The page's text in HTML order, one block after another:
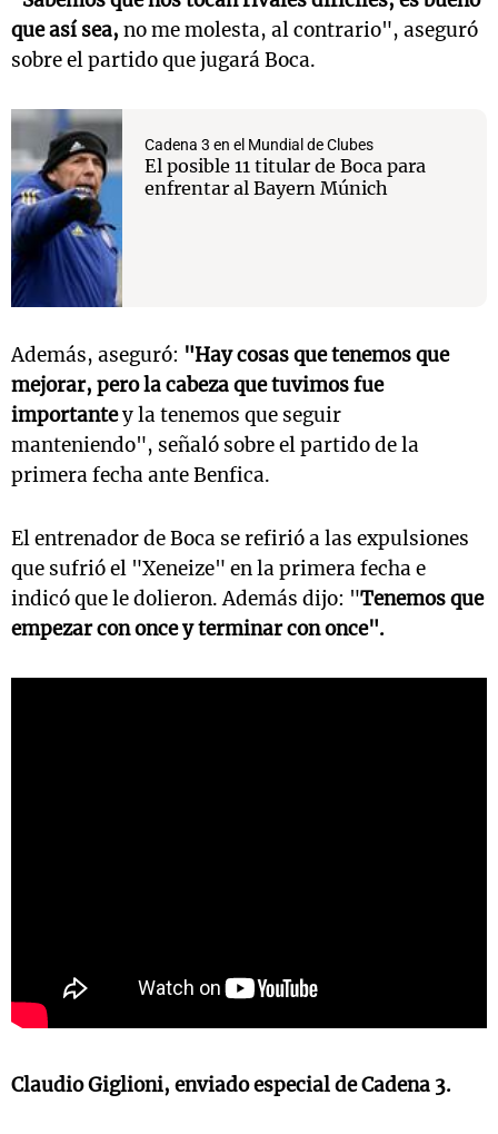
que así sea, no me molesta, al contrario", aseguró
sobre el partido que jugará Boca.
Cadena 3 en el Mundial de Clubes
El posible 11 titular de Boca para
enfrentar al Bayern Múnich
Además, aseguró: "Hay cosas que tenemos que
mejorar, pero la cabeza que tuvimos fue
importantey la tenemos que seguir
manteniendo", señaló sobre el partido de la
primera fecha ante Benfica.
El entrenador de Boca se refirió a las expulsiones
que sufrió el "Xeneize" en la primera fecha e
indicó que le dolieron. Además dijo: "Tenemos que
empezar con once y terminar con once".
Claudio Giglioni, enviado especial de Cadena 3.